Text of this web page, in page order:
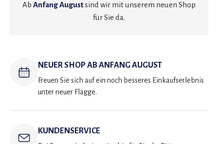
Ab Anfang Augustsind wir mit unserem neuen Shop
für Sie da.
NEUER SHOP AB ANFANG AUGUST
Freuen Sie sich auf ein noch besseres Einkaufserlebnis
unter neuer Flagge.
KUNDENSERVICE